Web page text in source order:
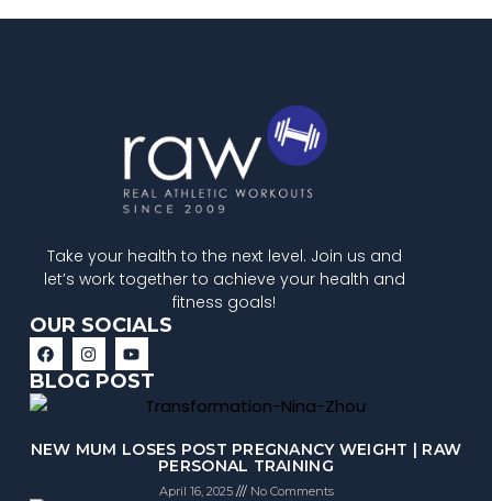
Take your health to the next level. Join us and
let’s work together to achieve your health and
fitness goals!
OUR SOCIALS
BLOG POST
NEW MUM LOSES POST PREGNANCY WEIGHT | RAW
PERSONAL TRAINING
April 16, 2025 No Comments